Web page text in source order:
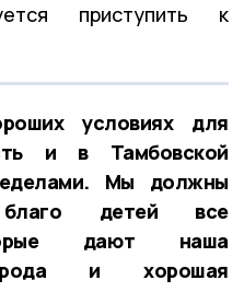
приступить к
условиях для
и в Тамбовской
Мы должны
детей все
дают наша
и хорошая